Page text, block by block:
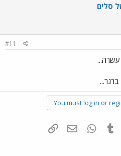
סלים
#11
עשרה...
ברגר...
You must log in or
Pinterest
Tumblr
WhatsAppדואר אלקטרוני